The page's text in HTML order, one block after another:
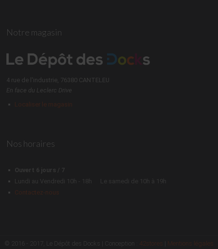
Notre magasin
4 rue de l'industrie, 76380 CANTELEU
En face du Leclerc Drive
Localiser le magasin
Nos horaires
Ouvert 6 jours / 7
Lundi au Vendredi 10h - 18h
Le samedi de 10h à 19h
Contactez-nous
© 2016 - 2017, Le Dépôt des Docks | Conception : 42stores Mentions légales